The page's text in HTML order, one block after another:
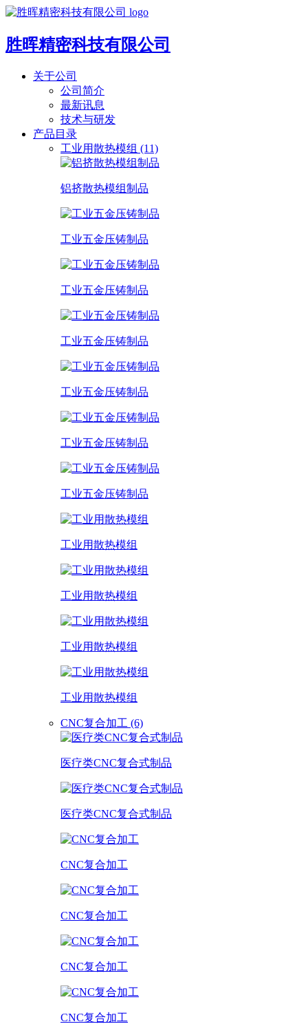
胜晖精密科技有限公司
关于公司
公司简介
最新讯息
技术与研发
产品目录
工业用散热模组 (11)
铝挤散热模组制品
工业五金压铸制品
工业五金压铸制品
工业五金压铸制品
工业五金压铸制品
工业五金压铸制品
工业五金压铸制品
工业用散热模组
工业用散热模组
工业用散热模组
工业用散热模组
CNC复合加工 (6)
医疗类CNC复合式制品
医疗类CNC复合式制品
CNC复合加工
CNC复合加工
CNC复合加工
CNC复合加工